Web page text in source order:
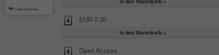
EUR 0,00
Open Access